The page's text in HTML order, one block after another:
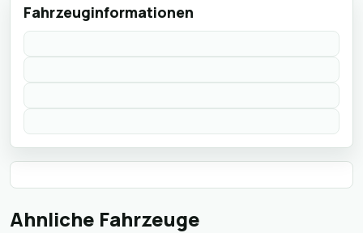
Fahrzeuginformationen
Ahnliche Fahrzeuge